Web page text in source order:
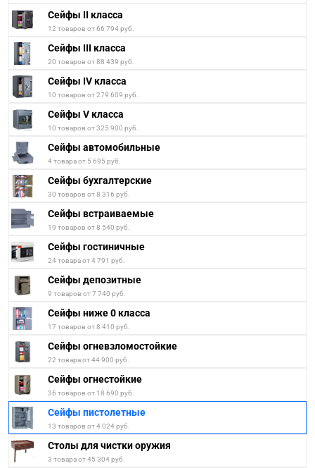
Сейфы II класса
12 товаров от 66 794 руб.
Сейфы III класса
20 товаров от 88 439 руб.
Сейфы IV класса
10 товаров от 279 609 руб.
Сейфы V класса
10 товаров от 325 900 руб.
Сейфы автомобильные
4 товара от 5 695 руб.
Сейфы бухгалтерские
30 товаров от 8 316 руб.
Сейфы встраиваемые
19 товаров от 8 540 руб.
Сейфы гостиничные
24 товара от 4 791 руб.
Сейфы депозитные
9 товаров от 7 740 руб.
Сейфы ниже 0 класса
17 товаров от 8 410 руб.
Сейфы огневзломостойкие
22 товара от 44 900 руб.
Сейфы огнестойкие
36 товаров от 18 690 руб.
Сейфы пистолетные
13 товаров от 4 024 руб.
Столы для чистки оружия
3 товара от 45 304 руб.